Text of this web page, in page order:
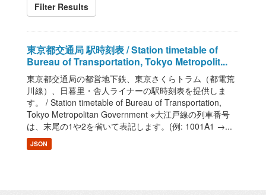
Filter Results
東京都交通局 駅時刻表 / Station timetable of
Bureau of Transportation, Tokyo Metropolit...
東京都交通局の都営地下鉄、東京さくらトラム（都電荒
川線）、日暮里・舎人ライナーの駅時刻表を提供しま
す。 / Station timetable of Bureau of Transportation,
Tokyo Metropolitan Government ※大江戸線の列車番号
は、末尾の1や2を省いて表記します。(例: 1001A1 →...
JSON